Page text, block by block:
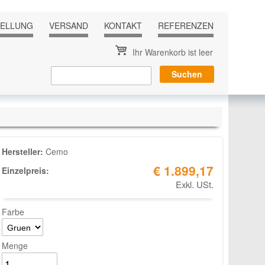
VERSAND KONTAKT REFERENZEN
Ihr Warenkorb ist leer
Hersteller: Cemo
Einzelpreis:
€ 1.899,17
Exkl. USt.
Farbe
Menge